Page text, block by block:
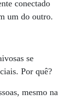
conectado
um do outro.
se
Por quê?
mesmo na